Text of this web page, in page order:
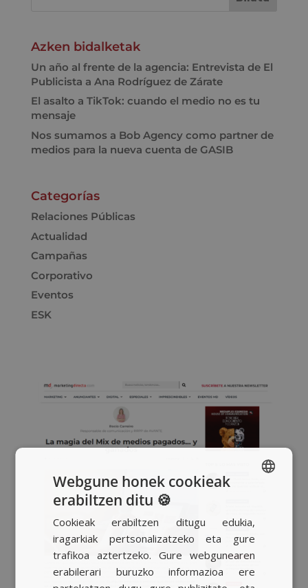
Azken bidalketak
Un año al frente de la agencia: Entrevista de El
Publicista a Ana Rodríguez de Zárate
El asalto a TikTok: cuando el medio no es tu
mensaje
Nos sumamos a Bob Agency como partner de
medios para la nueva cuenta de GASIB
Categorías
Relaciones Públicas
Actualidad
Campañas
Corporativo
Eventos
ESK
BASQUE
CATALAN
ENGLISH
Webgune honek cookieak
erabiltzen ditu 🍪
Cookieak erabiltzen ditugu edukia,
iragarkiak pertsonalizatzeko eta gure
trafikoa aztertzeko. Gure webgunearen
erabilerari buruzko informazioa ere